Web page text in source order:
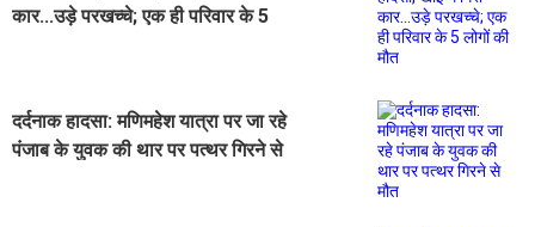
कार...उड़े परखच्चे; एक ही परिवार के 5
दर्दनाक हादसा: मणिमहेश यात्रा पर जा रहे
पंजाब के युवक की थार पर पत्थर गिरने से